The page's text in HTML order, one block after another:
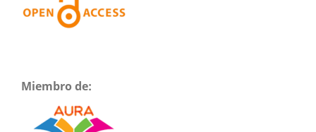
Miembro de: